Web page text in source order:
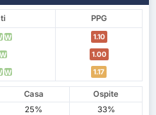
PPG
W 1.10
W 1.00
W 1.17
Casa
Ospite
25%
33%